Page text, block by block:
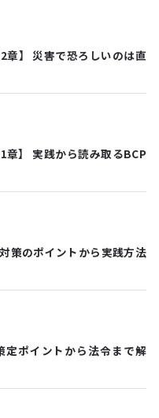
章】 災害で恐ろしいのは直
章】 実践から読み取るBCP
策のポイントから実践方法
定ポイントから法令まで解